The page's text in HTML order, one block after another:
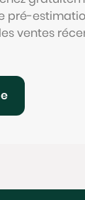
pré-
ventes